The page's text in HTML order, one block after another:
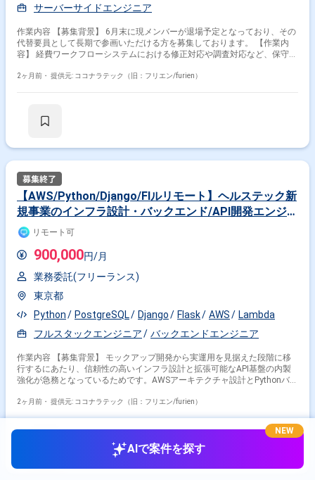
サーバーサイドエンジニア
作業内容 【募集背景】 6月末に現メンバーが退場予定となっており、その
代替要員として長期で参画いただける方を募集しております。 【作業内
容】 経費ワークフローシステムにおける修正対応や調査対応など、保守運
仕様確認、実装およびテストまで一連の工程をお任せいたします。 【求め
前提の保守運用案件のため、特定ドメインの知見を深めながら安定的にご
2ヶ月前・ 提供元: ココナラテック（旧：フリエン/furien）
【AWS/Python/Django/Flルリモート】ヘルステック新
規事業のインフラ設計・バックエンド/API開発エンジニ
ア募集リモート可
900,000円/月
業務委託(フリーランス)
東京都
Python
PostgreSQL Django Flask AWS
Lambda
フルスタックエンジニア
バックエンドエンジニア
作業内容 【募集背景】 モックアップ開発から実運用を見据えた段階に移
行するにあたり、信頼性の高いインフラ設計と拡張可能なAPI基盤の内製
強化が急務となっているためです。AWSアーキテクチャ設計とPythonバッ
容】 大手企業と共同推進中のヘルステック新規事業において、インフラお
タを取得する技術を活用し、管理者向けWEBアプリとユーザー向けモバイ
ルアプリを支えるサーバーサイド/APIの設計・実装、ならびにAWS上での
インフラ設計・構築・運用をご担当いただきます。 主な作業内容は、
AWSを用いたネットワークやセキュリティ、スケーラビリティ、コスト最
適化を考慮したアーキテクチャ設計、コンテナまたはサーバーレスを見据
2ヶ月前・ 提供元: ココナラテック（旧：フリエン/furien）
AIで案件を探す
NEW